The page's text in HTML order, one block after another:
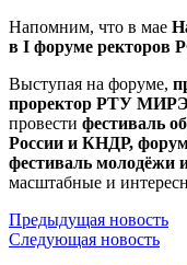
Напомним, что в мае
в I форуме
Выступая на форуме,
проректор РТУ
провести фестиваль
России и КНДР,
фестиваль молодёжи
масштабные и
Предыдущая новость
Следующая новость